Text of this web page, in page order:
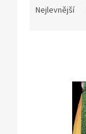
Nejlevnější